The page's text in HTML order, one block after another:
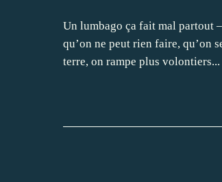
Un lumbago ça fait mal partout
qu’on ne peut rien faire, qu’on
terre, on rampe plus volontiers...